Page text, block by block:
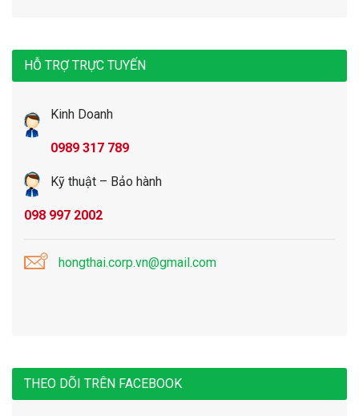
HỖ TRỢ TRỰC TUYẾN
Kinh Doanh
0989 317 789
Kỹ thuật – Bảo hành
098 997 2002
hongthai.corp.vn@gmail.com
THEO DÕI TRÊN FACEBOOK